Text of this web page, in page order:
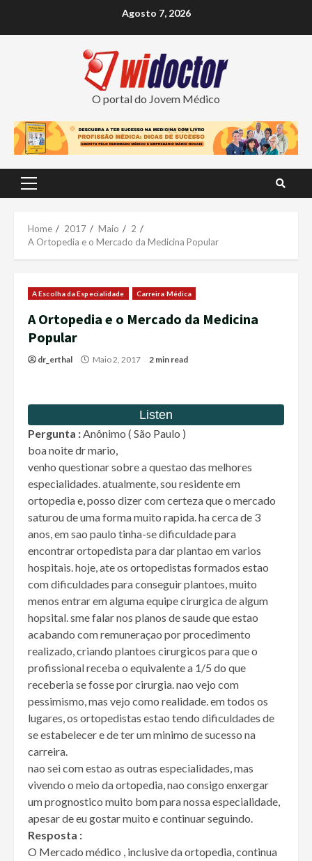
Agosto 7, 2026
O portal do Jovem Médico
Primary
Home 2017 Maio
2
A Ortopedia e o Mercado da Medicina Popular
A Escolha da Especialidade Carreira Médica
A Ortopedia e o Mercado da Medicina
Popular
dr_erthal Maio 2, 2017 2 min read
Pergunta :Anônimo ( São Paulo )
boa noite dr mario,
venho questionar sobre a questao das melhores
especialidades. atualmente, sou residente em
ortopedia e, posso dizer com certeza que o mercado
saturou de uma forma muito rapida. ha cerca de 3
anos, em sao paulo tinha-se dificuldade para
encontrar ortopedista para dar plantao em varios
hospitais. hoje, ate os ortopedistas formados estao
com dificuldades para conseguir plantoes, muito
menos entrar em alguma equipe cirurgica de algum
hopsital. sme falar nos planos de saude que estao
acabando com remuneraçao por procedimento
realizado, criando plantoes cirurgicos para que o
profissional receba o equivalente a 1/5 do que
receberia se fosse por cirurgia. nao vejo com
pessimismo, mas vejo como realidade. em todos os
lugares, os ortopedistas estao tendo dificuldades de
se estabelecer e de ter um minimo de sucesso na
carreira.
nao sei com estao as outras especialidades, mas
vivendo o meio da ortopedia, nao consigo enxergar
um prognostico muito bom para nossa especialidade,
apesar de eu gostar muito e continuar seguindo.
Resposta :
O Mercado médico , inclusive da ortopedia, continua